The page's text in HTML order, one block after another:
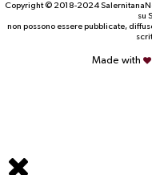
Copyright © 2018-2024
su
non possono essere pubblicate,
Made with